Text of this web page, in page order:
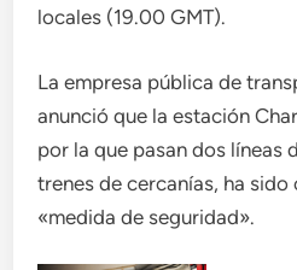
locales (19.00 GMT).
La empresa pública de
anunció que la estación
por la que pasan dos líneas
trenes de cercanías, ha sido
«medida de seguridad».